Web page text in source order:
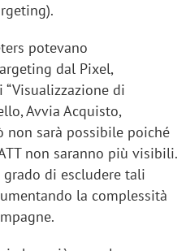
potevano
dal Pixel,
di
Avvia Acquisto,
non sarà possibile poiché
non saranno più visibili.
di escludere tali
la complessità